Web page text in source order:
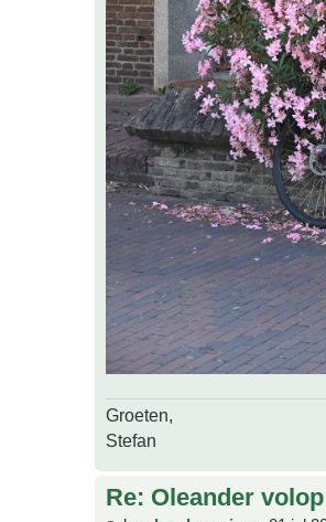
Groeten,
Stefan
Re: Oleander